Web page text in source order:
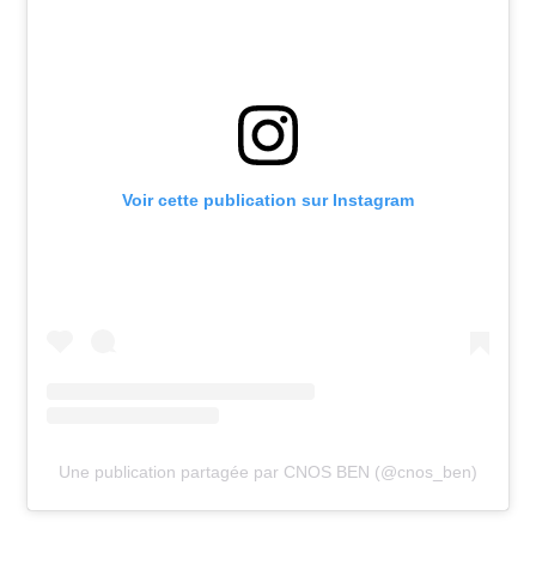
Voir cette publication sur Instagram
Une publication partagée par CNOS BEN (@cnos_ben)